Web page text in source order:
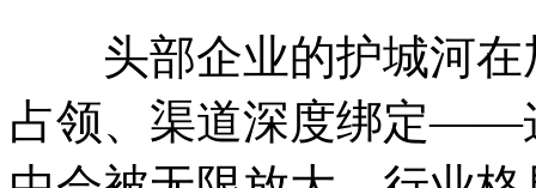
头部企业的护城河在
占领、渠道深度绑定——